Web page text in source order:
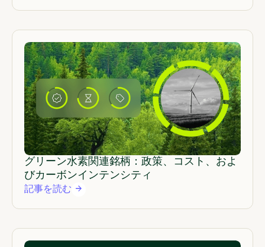
グリーン水素関連銘柄：政策、コスト、およ
びカーボンインテンシティ
記事を読む